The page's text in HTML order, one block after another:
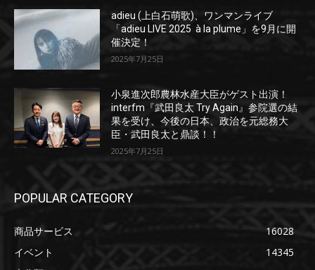
adieu (上白石萌歌)、ワンマンライブ
「adieu LIVE 2025 à la plume」を9月に開
催決定！
2025年7月25日
小泉進次郎農林水産大臣がゲスト出演！
interfm『武田良太 Try Again』参院選の結
果を受け、今後の日本、政治を元総務大
臣・武田良太と鼎談！！
2025年7月25日
POPULAR CATEGORY
商品サービス
16028
イベント
14345